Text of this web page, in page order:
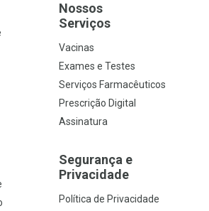
Nossos
Serviços
Vacinas
Exames e Testes
Serviços Farmacêuticos
Prescrição Digital
Assinatura
Segurança e
Privacidade
Política de Privacidade